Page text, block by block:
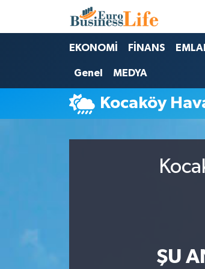
EKONOMİ FİNANS
Genel MEDYA
Kocaköy
ŞU
Nöbetçi Eczaneler
Hava Durumu
Namaz Vakitleri
Trafik Durumu
Süper Lig Puan Durumu ve Fikstür